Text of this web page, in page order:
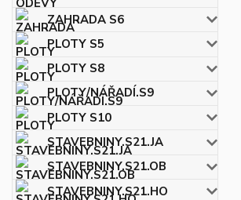
ZAHRADA S6
PLOTY S5
PLOTY S8
PLOTY/NÁŘADÍ.S9
PLOTY S10
STAVEBNINY.S21.JA
STAVEBNINY.S21.OB
STAVEBNINY.S21.HO